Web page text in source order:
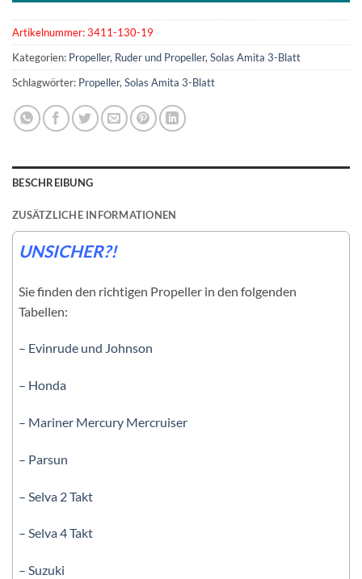
Artikelnummer:3411-130-19
Kategorien: Propeller, Ruder und Propeller, Solas Amita 3-Blatt
Schlagwörter: Propeller, Solas Amita 3-Blatt
BESCHREIBUNG
ZUSÄTZLICHE INFORMATIONEN
UNSICHER?!
Sie finden den richtigen Propeller in den folgenden
Tabellen:
– Evinrude und Johnson
– Honda
– Mariner Mercury Mercruiser
– Parsun
– Selva 2 Takt
– Selva 4 Takt
– Suzuki